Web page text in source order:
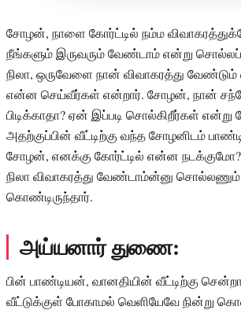
சோழன், நாளை கோர்ட்டில் நம்ம விவாகரத்துக்கே
நீங்களும் இருவரும் வேண்டாம் என்று
நிலா, ஒருவேளை நான் விவாகரத்து
என்ன செய்வீர்கள் என்றார். சோழன், நான்
பிடிக்காதா? ஏன் இப்படி சொல்கிறீர்கள் என்று
அதற்குப்பின் வீட்டிற்கு வந்த சோழனிடம்
சோழன், எனக்கு கோர்ட்டில் என்ன நடக்குமோ?
நிலா விவாகரத்து வேண்டாம்ன்னு சொல்லணும்
கொண்டிருந்தார்.
அய்யனார் துணை:
பின் பாண்டியன், வானதியின் வீட்டிற்கு
வீட்டுக்குள் போகாமல் வெளியேவே நின்று